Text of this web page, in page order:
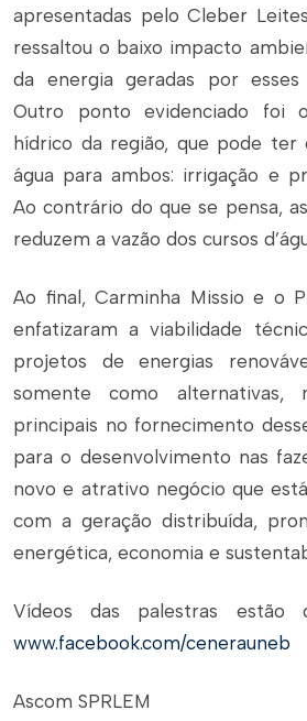
apresentadas pelo Cleber
ressaltou o baixo impacto
da energia geradas por esses
Outro ponto evidenciado foi
hídrico da região, que pode ter
água para ambos: irrigação e
Ao contrário do que se pensa,
reduzem a vazão dos cursos
Ao final, Carminha Missio e o
enfatizaram a viabilidade
projetos de energias
somente como alternativas,
principais no fornecimento
para o desenvolvimento nas
novo e atrativo negócio que
com a geração distribuída,
energética, economia e
Vídeos das palestras estão
www.facebook.com/cenerauneb
Ascom SPRLEM